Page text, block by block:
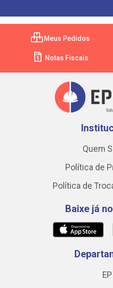
Meus Pedidos
Notas Fiscais
Quem
Política de
Política de
Baixe já
EPI